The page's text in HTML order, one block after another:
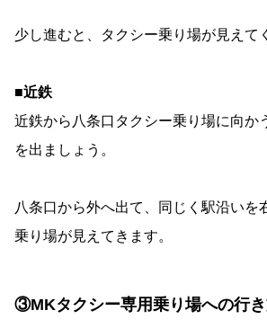
少し進むと、タクシー乗り場が見えて
■近鉄
近鉄から八条口タクシー乗り場に向か
を出ましょう。
八条口から外へ出て、同じく駅沿いを
乗り場が見えてきます。
③MKタクシー専用乗り場への行